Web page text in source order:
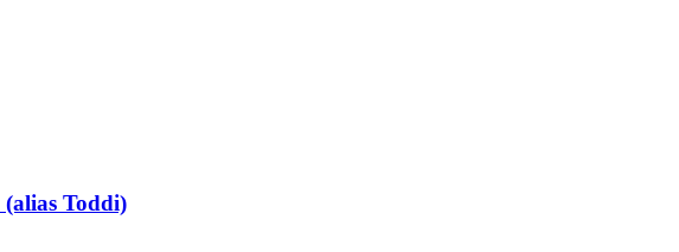
Toddi)